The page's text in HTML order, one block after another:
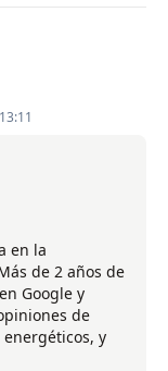
en la
de 2 años de
Google y
de
y